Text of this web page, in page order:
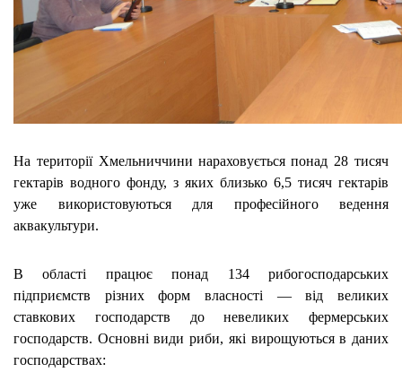
На території Хмельниччини нараховується понад 28 тисяч
гектарів водного фонду, з яких близько 6,5 тисяч гектарів
уже використовуються для професійного ведення
аквакультури.
В області працює понад 134 рибогосподарських
підприємств різних форм власності — від великих
ставкових господарств до невеликих фермерських
господарств. Основні види риби, які вирощуються в даних
господарствах: